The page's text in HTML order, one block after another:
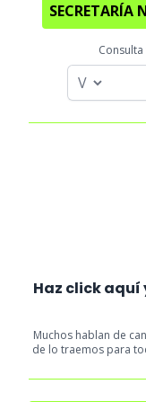
SECRETARÍA
Haz click aquí
Muchos hablan de
de lo traemos para